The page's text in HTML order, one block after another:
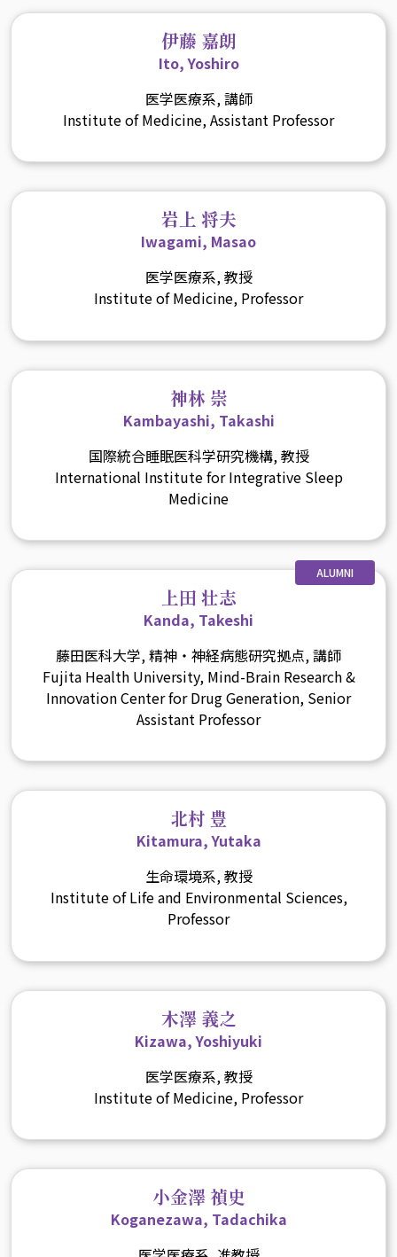
伊藤 嘉朗
Ito, Yoshiro
医学医療系, 講師
Institute of Medicine, Assistant Professor
岩上 将夫
Iwagami, Masao
医学医療系, 教授
Institute of Medicine, Professor
神林 崇
Kambayashi, Takashi
国際統合睡眠医科学研究機構, 教授
International Institute for Integrative Sleep
Medicine
ALUMNI
上田 壮志
Kanda, Takeshi
藤田医科大学, 精神・神経病態研究拠点, 講師
Fujita Health University, Mind-Brain Research &
Innovation Center for Drug Generation, Senior
Assistant Professor
北村 豊
Kitamura, Yutaka
生命環境系, 教授
Institute of Life and Environmental Sciences,
Professor
木澤 義之
Kizawa, Yoshiyuki
医学医療系, 教授
Institute of Medicine, Professor
小金澤 禎史
Koganezawa, Tadachika